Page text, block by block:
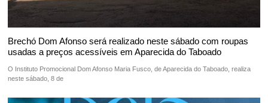
Brechó Dom Afonso será realizado neste sábado com roupas
usadas a preços acessíveis em Aparecida do Taboado
O Instituto Promocional Dom Afonso Maria Fusco, de Aparecida do Taboado, realiza
neste sábado, 8 de